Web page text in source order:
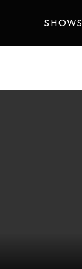
SHOWS